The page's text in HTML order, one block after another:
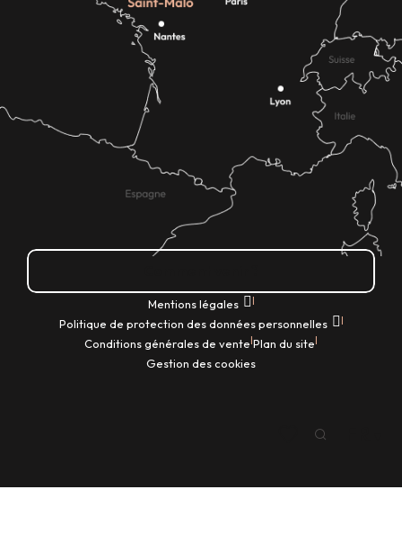
Mentions légales |
Politique de protection des données personnelles |
Conditions générales de vente|Plan du site|
Gestion des cookies